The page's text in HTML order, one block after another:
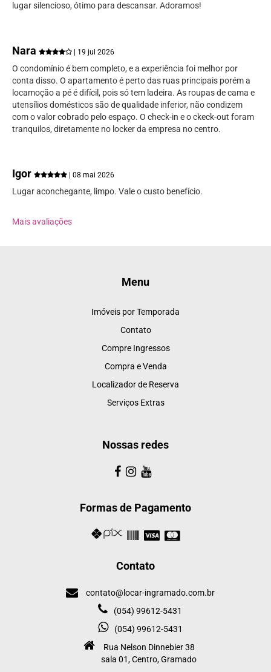
lugar silencioso, ótimo para descansar. Adoramos!
Nara | 19 jul 2026
O condomínio é bem completo, e a experiência foi melhor por
conta disso. O apartamento é perto das ruas principais porém a
locamoção a pé é difícil, pois só tem ladeira. As roupas de cama e
utensílios domésticos são de qualidade inferior, não condizem
com o valor cobrado pelo espaço. O check-in e o ckeck-out foram
tranquilos, diretamente no locker da empresa no centro.
Igor | 08 mai 2026
Lugar aconchegante, limpo. Vale o custo benefício.
Mais avaliações
Menu
Imóveis por Temporada
Contato
Compre Ingressos
Compra e Venda
Localizador de Reserva
Serviços Extras
Nossas redes
Formas de Pagamento
Contato
contato@locar-ingramado.com.br
(054) 99612-5431
(054) 99612-5431
Rua Nelson Dinnebier 38
sala 01, Centro, Gramado